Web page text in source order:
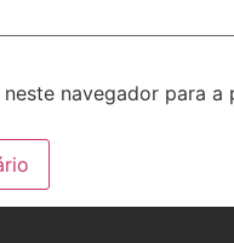
navegador para a